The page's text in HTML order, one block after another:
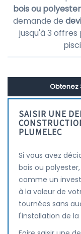
bois ou polyester
demande de
jusqu'à 3
Obtenez
SAISIR UNE
PLUMELEC
Si vous avez
bois ou
comme un
à la valeur de
tournées sans
l'installation de la